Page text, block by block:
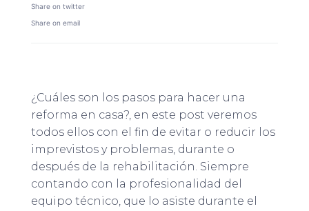
Share on twitter
Share on email
¿Cuáles son los pasos para hacer una
reforma en casa?, en este post veremos
todos ellos con el fin de evitar o reducir los
imprevistos y problemas, durante o
después de la rehabilitación. Siempre
contando con la profesionalidad del
equipo técnico, que lo asiste durante el